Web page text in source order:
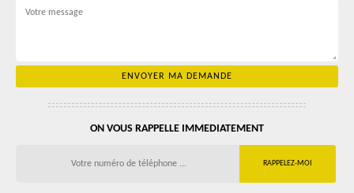
ON VOUS RAPPELLE IMMEDIATEMENT